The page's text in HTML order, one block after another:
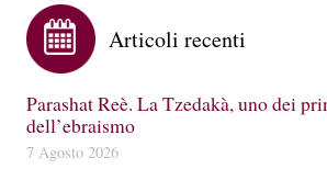
Articoli recenti
Parashat Reè. La Tzedakà, uno dei
dell’ebraismo
7 Agosto 2026